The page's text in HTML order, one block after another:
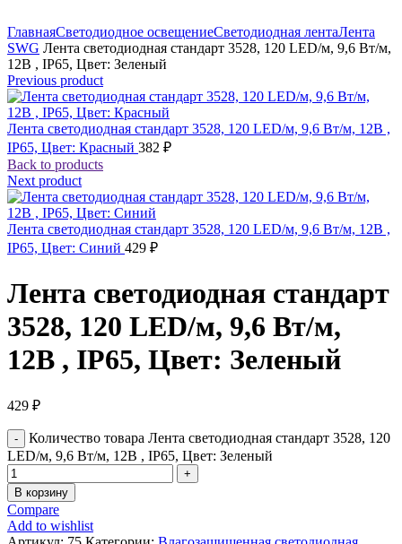
ГлавнаяСветодиодное освещениеСветодиодная лентаЛента
SWG Лента светодиодная стандарт 3528, 120 LED/м, 9,6 Вт/м,
12В , IP65, Цвет: Зеленый
Previous product
Лента светодиодная стандарт 3528, 120 LED/м, 9,6 Вт/м, 12В ,
IP65, Цвет: Красный 382 ₽
Back to products
Next product
Лента светодиодная стандарт 3528, 120 LED/м, 9,6 Вт/м, 12В ,
IP65, Цвет: Синий 429 ₽
Лента светодиодная стандарт
3528, 120 LED/м, 9,6 Вт/м,
12В , IP65, Цвет: Зеленый
429 ₽
Количество товара Лента светодиодная стандарт 3528, 120
LED/м, 9,6 Вт/м, 12В , IP65, Цвет: Зеленый
В корзину
Compare
Add to wishlist